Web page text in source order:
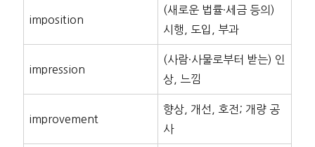
imposition
(새로운 법률·세금 등의)
시행, 도입, 부과
impression
(사람·사물로부터 받는) 인
상, 느낌
improvement
향상, 개선, 호전; 개량 공
사